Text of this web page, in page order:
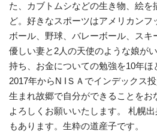
た、カブトムシなどの生き物、絵を
ど。好きなスポーツはアメリカンフ
ボール、野球、バレーボール、スキ
優しい妻と2人の天使のような娘が
持ち、お金についての勉強を10年ほ
2017年からN IＳＡでインデックス
生まれ故郷で自分ができることをお
よろしくお願いいたします。 札幌
もあります。生粋の道産子です。